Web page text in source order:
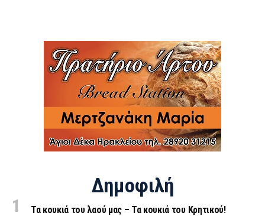
Δημοφιλή
Τα κουκιά του λαού μας – Τα κουκιά του Κρητικού!